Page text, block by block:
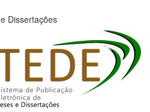
Dissertações